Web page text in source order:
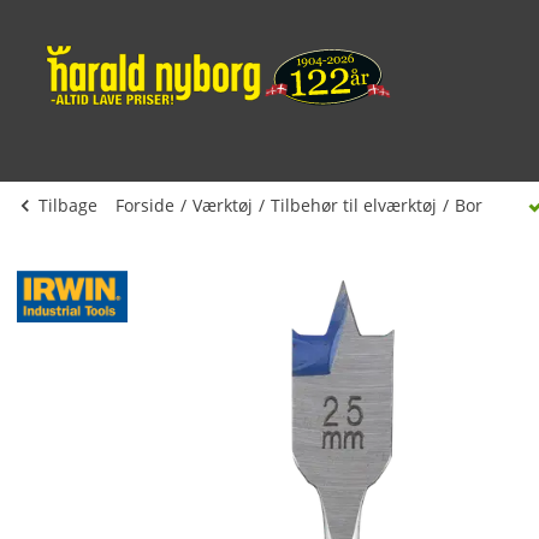
Tilbage Forside Værktøj Tilbehør til elværktøj Bor